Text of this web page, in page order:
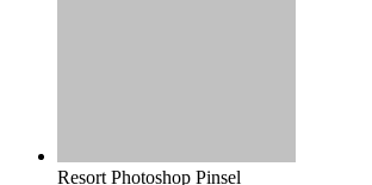
Resort Photoshop Pinsel